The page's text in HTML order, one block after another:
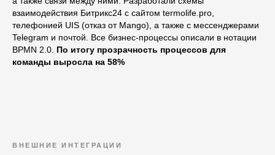
взаимодействия Битрикс24 с сайтом termolife.pro,
телефонией UIS (отказ от Mango), а также с мессенджерами
Telegram и почтой. Все бизнес-процессы описали в нотации
BPMN 2.0. По итогу прозрачность процессов для
команды выросла на 58%
ВНЕШНИЕ ИНТЕГРАЦИИ